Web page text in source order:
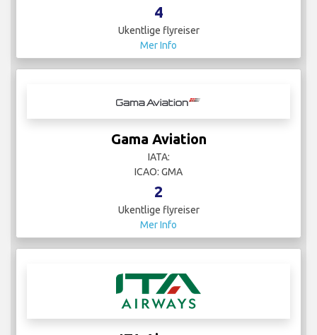
4
Ukentlige flyreiser
Mer Info
Gama Aviation
IATA:
ICAO: GMA
2
Ukentlige flyreiser
Mer Info